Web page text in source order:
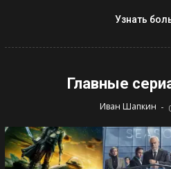
Узнать
Главные
Иван Шапкин -